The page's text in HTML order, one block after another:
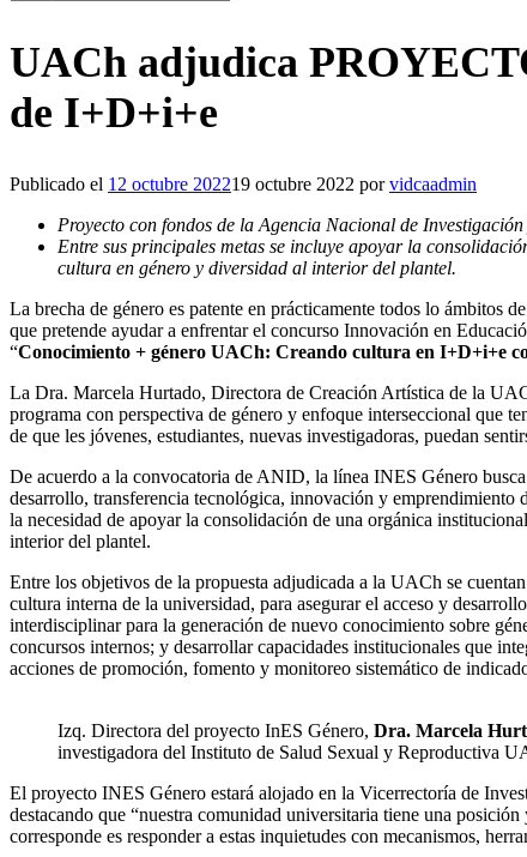
UACh adjudica
de I+D+i+e
Publicado el 12 octubre 202219 octubre 2022 porvidcaadmin
Proyecto con fondos de la Agencia Nacional de
Entre sus principales metas se incluye apoyar la
cultura en género y diversidad al interior del plantel.
La brecha de género es patente en prácticamente todos lo ámbitos
que pretende ayudar a enfrentar el concurso Innovación en
“Conocimiento + género UACh: Creando cultura en I+D+i+e
La Dra. Marcela Hurtado, Directora de Creación Artística de la
programa con perspectiva de género y enfoque interseccional que
de que les jóvenes, estudiantes, nuevas investigadoras, puedan
De acuerdo a la convocatoria de ANID, la línea INES Género
desarrollo, transferencia tecnológica, innovación y emprendimiento
la necesidad de apoyar la consolidación de una orgánica
interior del plantel.
Entre los objetivos de la propuesta adjudicada a la UACh se
cultura interna de la universidad, para asegurar el acceso y
interdisciplinar para la generación de nuevo conocimiento sobre
concursos internos; y desarrollar capacidades institucionales que
acciones de promoción, fomento y monitoreo sistemático de
Izq. Directora del proyecto InES Género​, Dra. Marcela
investigadora del Instituto de Salud Sexual y Reproductiva
El proyecto INES Género estará alojado en la Vicerrectoría de
destacando que “nuestra comunidad universitaria tiene una
corresponde es responder a estas inquietudes con mecanismos,